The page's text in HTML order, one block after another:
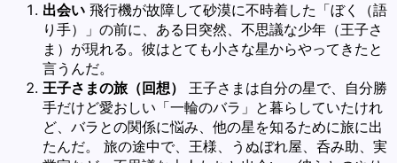
出会い 飛行機が故障して砂漠に不時着した「ぼく（語
り手）」の前に、ある日突然、不思議な少年（王子さ
ま）が現れる。彼はとても小さな星からやってきたと
言うんだ。
王子さまの旅（回想）
王子さまは自分の星で、自分勝
手だけど愛おしい「一輪のバラ」と暮らしていたけれ
ど、バラとの関係に悩み、他の星を知るために旅に出
たんだ。 旅の途中で、王様、うぬぼれ屋、呑み助、実